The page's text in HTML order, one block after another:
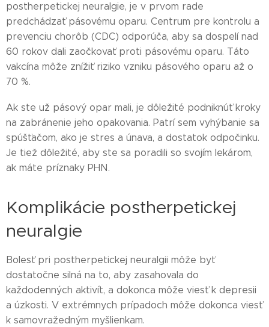
postherpetickej neuralgie, je v prvom rade
predchádzať pásovému oparu. Centrum pre kontrolu a
prevenciu chorôb (CDC) odporúča, aby sa dospelí nad
60 rokov dali zaočkovať proti pásovému oparu. Táto
vakcína môže znížiť riziko vzniku pásového oparu až o
70 %.
Ak ste už pásový opar mali, je dôležité podniknúť kroky
na zabránenie jeho opakovania. Patrí sem vyhýbanie sa
spúšťačom, ako je stres a únava, a dostatok odpočinku.
Je tiež dôležité, aby ste sa poradili so svojím lekárom,
ak máte príznaky PHN.
Komplikácie postherpetickej
neuralgie
Bolesť pri postherpetickej neuralgii môže byť
dostatočne silná na to, aby zasahovala do
každodenných aktivít, a dokonca môže viesť k depresii
a úzkosti. V extrémnych prípadoch môže dokonca viesť
k samovražedným myšlienkam.